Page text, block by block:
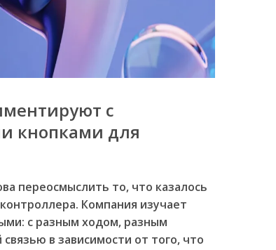
с
кнопками для
переосмыслить то, что казалось
Компания изучает
с разным ходом, разным
в зависимости от того, что